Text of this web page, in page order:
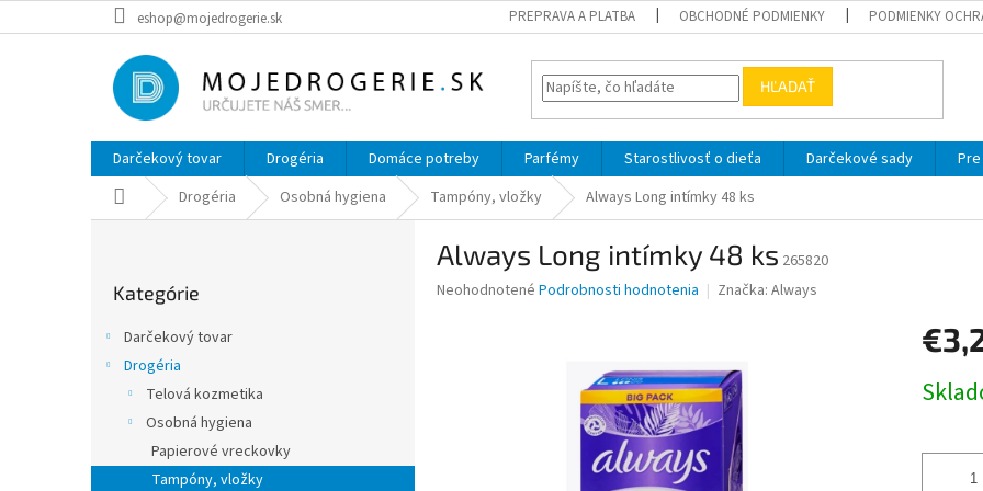
na
eshop@mojedrogerie.sk PREPRAVA A PLATBA OBCHODNÉ PODMIENKY PODMIENKY
HĽADAŤ
Darčekový tovar Drogéria Domáce potreby Parfémy Starostlivosť o dieťa Darčekové sady
DomovDrogéria Osobná hygiena Tampóny, vložky Always Long intímky 48 ks
kategórie
Kategórie
Darčekový tovar
Drogéria
Telová kozmetika
Osobná hygiena
Papierové vreckovky
Tampóny, vložky
Always Long intímky 48 ks 265820
Priemerné
Neohodnotené Podrobnosti hodnotenia Značka: Always
cena: